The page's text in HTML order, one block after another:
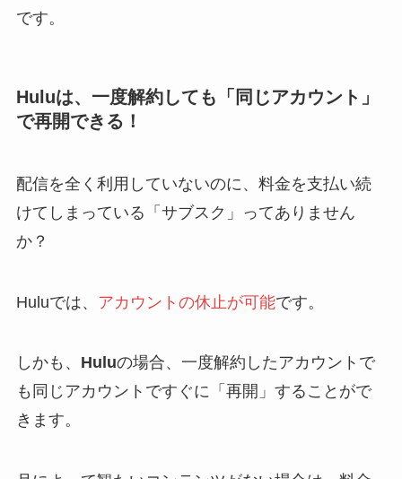
です。
Huluは、一度解約しても「同じアカウント」
で再開できる！
配信を全く利用していないのに、料金を支払い続
けてしまっている「サブスク」ってありません
か？
Huluでは、 アカウントの休止が可能です。
しかも、 Huluの場合、 一度解約したアカウントで
も同じアカウントですぐに「再開」することがで
きます。